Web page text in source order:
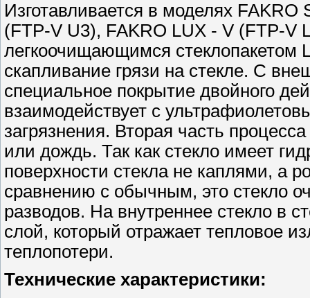
Изготавливается в моделях
(FTP-V U3), FAKRO LUX - V (FTP-V
легкоочищающимся стеклопакетом
скапливание грязи на стекле. С
специальное покрытие двойного
взаимодействует с
загрязнения. Вторая часть
или дождь. Так как стекло имеет
поверхности стекла не каплями, а
сравнению с обычным, это стекло
разводов. На внутреннее стекло в
слой, который отражает тепловое
теплопотери.
Технические характеристики: